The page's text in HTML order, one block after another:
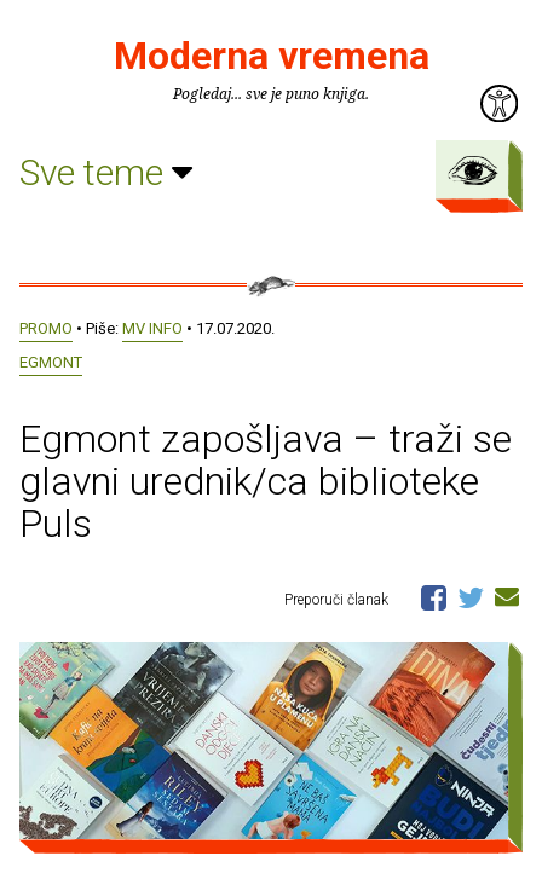
Moderna vremena
Pogledaj... sve je puno knjiga.
Sve teme
PROMO • Piše: MV INFO • 17.07.2020.
EGMONT
Egmont zapošljava – traži se
glavni urednik/ca biblioteke
Puls
Preporuči članak